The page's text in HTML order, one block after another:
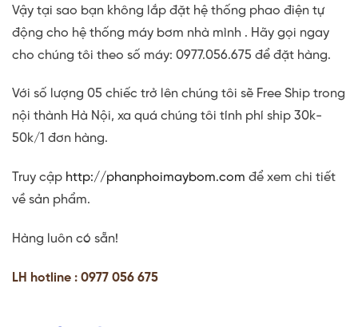
Vậy tại sao bạn không lắp đặt hệ thống phao điện tự
động cho hệ thống máy bơm nhà mình . Hãy gọi ngay
cho chúng tôi theo số máy: 0977.056.675 để đặt hàng.
Với số lượng 05 chiếc trở lên chúng tôi sẽ Free Ship trong
nội thành Hà Nội, xa quá chúng tôi tính phí ship 30k-
50k/1 đơn hàng.
Truy cập http://phanphoimaybom.com để xem chi tiết
về sản phẩm.
Hàng luôn có sẵn!
LH hotline : 0977 056 675